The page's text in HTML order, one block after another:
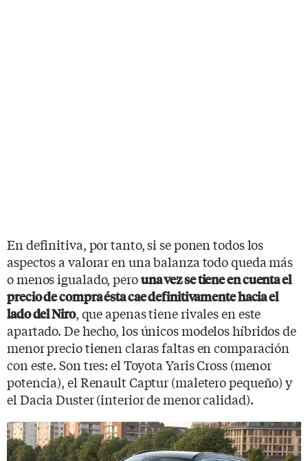
En definitiva, por tanto, si se ponen todos los
aspectos a valorar en una balanza todo queda más
o menos igualado, perouna vez se tiene en cuenta el
precio de compra ésta cae definitivamente hacia el
lado del Niro, que apenas tiene rivales en este
apartado. De hecho, los únicos modelos híbridos de
menor precio tienen claras faltas en comparación
con este. Son tres: el Toyota Yaris Cross (menor
potencia), el Renault Captur (maletero pequeño) y
el Dacia Duster (interior de menor calidad).